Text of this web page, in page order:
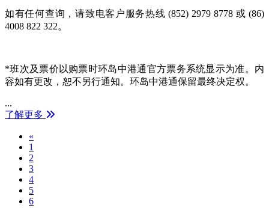
如有任何查询，请致电客户服务热线 (852) 2979 8778 或 (86)
4008 822 322。
*班次及票价以购票时环岛中港通官方票务系统显示为准。内
容如有更改，恕不另行通知。环岛中港通保留最终决定权。
...
了解更多
«
1
2
3
4
5
6